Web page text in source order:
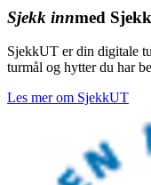
Sjekk innmed
SjekkUT er din digitale
turmål og hytter du har
Les mer om SjekkUT